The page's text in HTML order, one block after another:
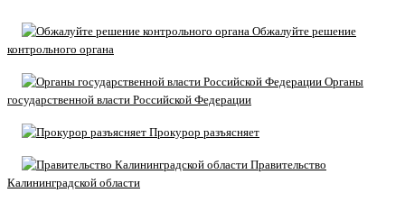
Обжалуйте решение
контрольного органа
Органы
государственной власти Российской Федерации
Прокурор разъясняет
Правительство
Калининградской области